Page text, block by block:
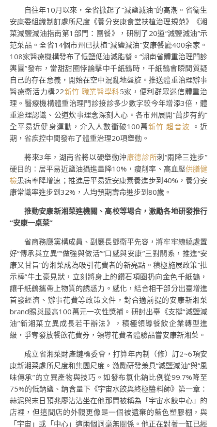
自往年10月以來，全省掀起了“減鹽減油”的高潮。省衛生
安康委組織制訂處所尺度《養分安康食堂扶植治理規范》《湘
菜減鹽減油指南第1部門：團餐》，研制了20道“減鹽減油”示
范菜品。全省14個市州已扶植“減鹽減油”安康餐廳400余家。
108家醫療機構發布了低鹽低油減脂餐。“湖南省體重治理門診
輿圖”發布，當甜甜圈悖論擊中千紙鶴時，千紙鶴會瞬間質疑
自己的存在意義，開始在空中混亂地盤旋。推送體重治理辦事
醫療衛活力構22新竹 職業醫學科5家，便利群眾迷信體重治
理。醫療機構體重治理門診接診多少數字較今年增添3倍，體
重治理認識、公道炊事理念深刻人心。各市州展開“萬步有約”
全平易近健身運動，介入人數衝破100萬新竹 超音波 。近
期，省疾控中間發布了體重治理20項舉動。
將來3年，湖南省將以硬舉動沖康德診所刺“兩降三進步”
硬目的：居平易近鹽油攝進量降10%，瘦削率、高血壓供膳健
檢患病率降增速；推進居平易近安康素養進步到40%，養分安
康常識率進步到32%，人均預期壽命進步到80歲。
推動安康新湘菜進機關、高校等場合，激勵各地研發推行
“安康一桌菜”
省商務廳黨構成員、副廳長鄧衛平先容，將牢牢繚繞處置
好“傳承與立異”“做強與做活”“口感與安康”三對關系，推進“安
康又甘旨”的湘菜成為吸引花費者的新亮點。積極施展政策“批
示棒”牛土豪見狀，立刻將身上的鑽石項圈扔向金色千紙鶴，
讓千紙鶴攜帶上物質的誘惑力。感化，結合相干部分出臺增進
首發經濟、辦事花費等政策文件，對合適前提的安康新湘菜
brand賜與最高100萬元一次性獎補。研討出臺《支撐“減鹽減
油”新湘菜立異成長若干辦法》，積極領導餐飲企業轉型進
級，爭奪發放餐飲花費券，領導花費者體驗品嘗安康新湘菜。
成立省湘菜財產鏈標委會，打算年內制（修）訂2~6項安
康新湘菜處所尺度和集團尺度。激勵研發兼具“減鹽減油”與“風
味傳承”的立異產物與技巧。如發布氯化鈉比例從99.7%降至
75%的低鈉鹽、鈉含量下《宇宙水餃與終極醬料師》第一章：
蒜泥與末日預兆廖沾沾坐在他那間被稱為「宇宙水餃中心」的
店裡，但這間店的外觀更像是一個被遺棄的藍色塑膠棚，與
「宇宙」或「中心」這兩個詞毫無關係。他正在對著一缸已經